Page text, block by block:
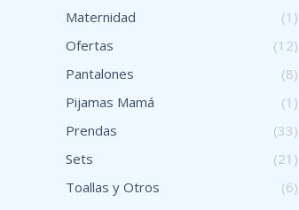
Maternidad
(1)
Ofertas
(12)
Pantalones
(8)
Pijamas Mamá
(1)
Prendas
(33)
Sets
(21)
Toallas y Otros
(6)